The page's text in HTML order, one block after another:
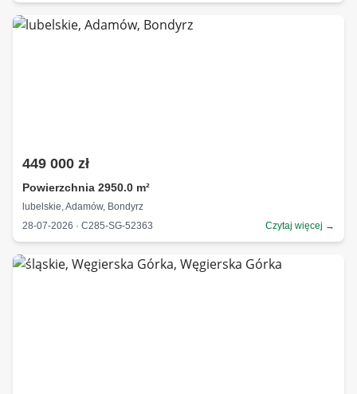
449 000 zł
Powierzchnia 2950.0 m²
lubelskie, Adamów, Bondyrz
28-07-2026 · C285-SG-52363
Czytaj więcej →